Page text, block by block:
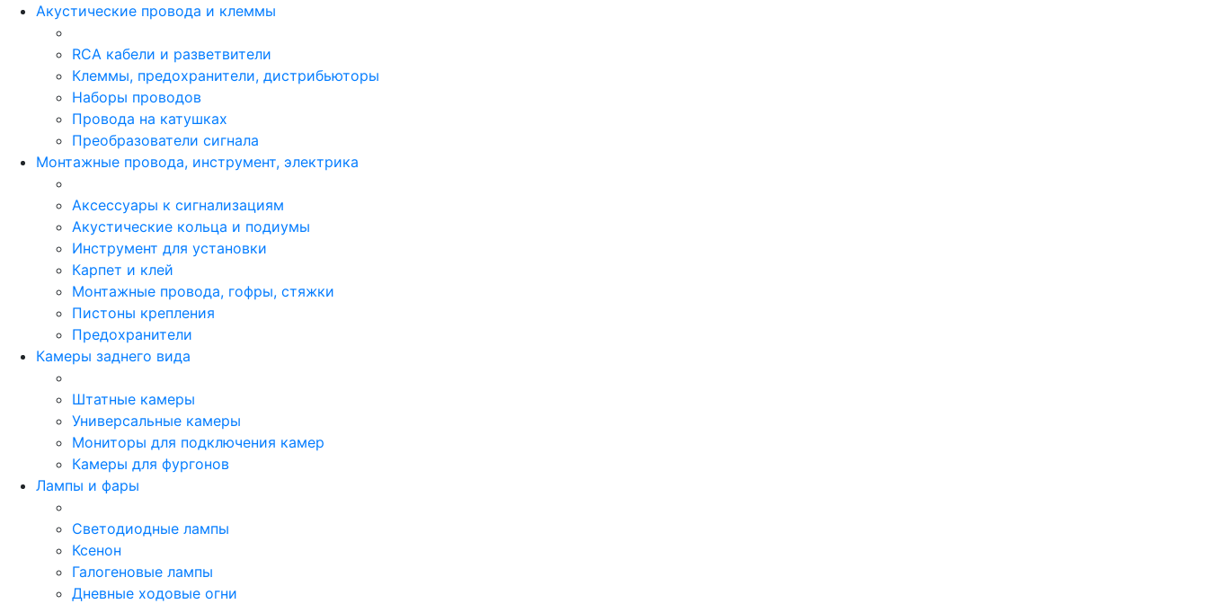
Акустические провода и клеммы
RCA кабели и разветвители
Клеммы, предохранители, дистрибьюторы
Наборы проводов
Провода на катушках
Преобразователи сигнала
Монтажные провода, инструмент, электрика
Аксессуары к сигнализациям
Акустические кольца и подиумы
Инструмент для установки
Карпет и клей
Монтажные провода, гофры, стяжки
Пистоны крепления
Предохранители
Камеры заднего вида
Штатные камеры
Универсальные камеры
Мониторы для подключения камер
Камеры для фургонов
Лампы и фары
Светодиодные лампы
Ксенон
Галогеновые лампы
Дневные ходовые огни